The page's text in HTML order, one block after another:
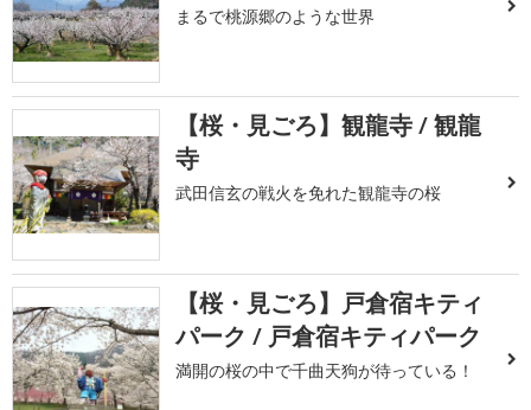
まるで桃源郷のような世界
【桜・見ごろ】観龍寺 / 観龍
寺
武田信玄の戦火を免れた観龍寺の桜
【桜・見ごろ】戸倉宿キティ
パーク / 戸倉宿キティパーク
満開の桜の中で千曲天狗が待っている！